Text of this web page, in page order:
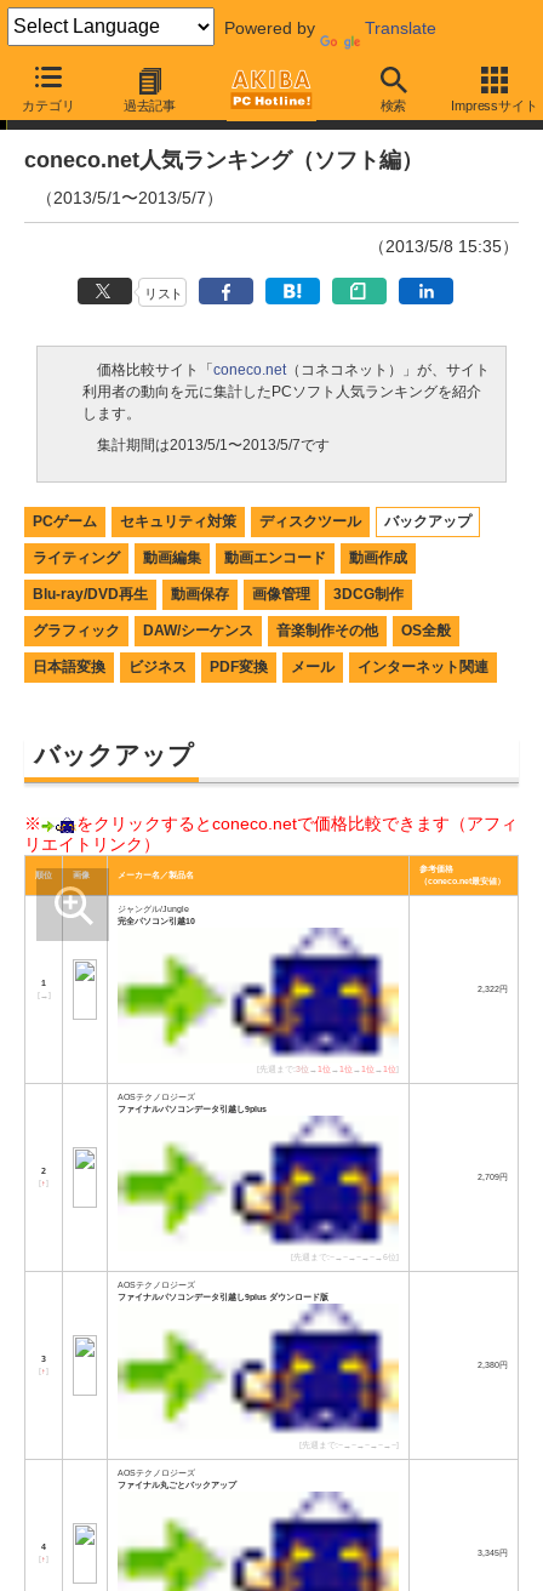
Powered by Translate
カテゴリ 過去記事 検索 Impressサイト
ランキング
coneco.net人気ランキング（ソフト編）
（2013/5/1〜2013/5/7）
（2013/5/8 15:35）
リスト
価格比較サイト「 coneco.net（コネコネット）」が、サイト
利用者の動向を元に集計したPCソフト人気ランキングを紹介
します。
集計期間は2013/5/1〜2013/5/7です
PCゲーム セキュリティ対策 ディスクツール バックアップ
ライティング 動画編集 動画エンコード 動画作成
Blu-ray/DVD再生 動画保存 画像管理 3DCG制作
グラフィック DAW/シーケンス 音楽制作その他 OS全般
日本語変換 ビジネス PDF変換 メール インターネット関連
バックアップ
※
をクリックするとconeco.netで価格比較できます（アフィ
リエイトリンク）
順位 画像 メーカー名／製品名
参考価格
（coneco.net最安値）
1
[→ ]
ジャングル/Jungle
完全パソコン引越10
[先週まで:3位 →1位 →1位 →1位 →1位]
2,322円
2
[↑]
AOSテクノロジーズ
ファイナルパソコンデータ引越し9plus
[先週まで:−→−→−→−→6位]
2,709円
3
[↑]
AOSテクノロジーズ
ファイナルパソコンデータ引越し9plus ダウンロード版
[先週まで:−→−→−→−→−]
2,380円
4
[↑]
AOSテクノロジーズ
ファイナル丸ごとバックアップ
3,345円